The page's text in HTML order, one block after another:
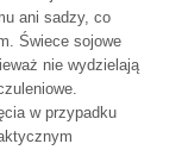
ani sadzy, co
Świece sojowe
nie wydzielają
w przypadku